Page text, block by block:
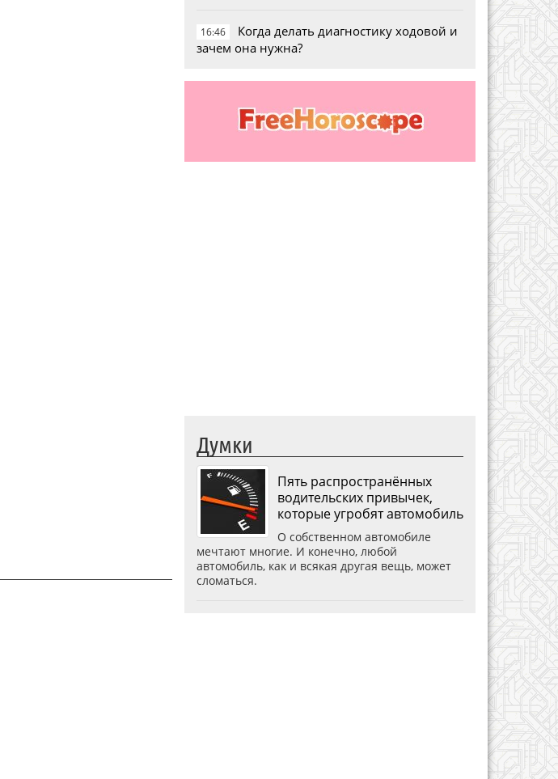
16:46
Когда делать диагностику ходовой и
зачем она нужна?
Думки
Пять распространённых
водительских привычек,
которые угробят автомобиль
О собственном автомобиле
мечтают многие. И конечно, любой
автомобиль, как и всякая другая вещь, может
сломаться.